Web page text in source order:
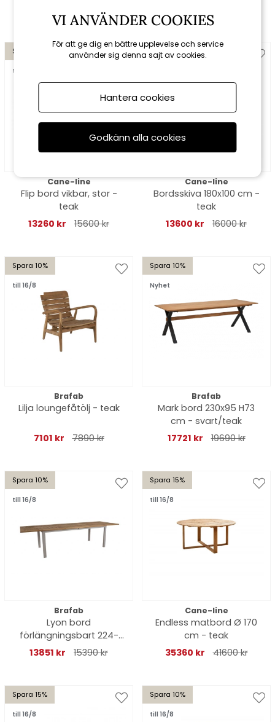
13250 kr
Spara 15%
till 16/8
Cane-line
Flip bord vikbar, stor -
teak
13260 kr
15600 kr
Spara 15%
Cane-line
Bordsskiva 180x100 cm -
teak
13600 kr
16000 kr
Spara 10%
till 16/8
Brafab
Lilja loungefåtölj - teak
7101 kr 7890 kr
Spara 10%
Nyhet
Brafab
Mark bord 230x95 H73
cm - svart/teak
17721 kr
19690 kr
Spara 10%
till 16/8
Brafab
Lyon bord
förlängningsbart 224-
324x92 H76 cm -
13851 kr 15390 kr
Spara 15%
till 16/8
Cane-line
Endless matbord Ø 170
cm - teak
35360 kr
41600 kr
Spara 15%
till 16/8
Spara 10%
till 16/8
VI ANVÄNDER COOKIES
För att ge dig en bättre upplevelse och service
använder sig denna sajt av cookies.
Hantera cookies
Godkänn alla cookies